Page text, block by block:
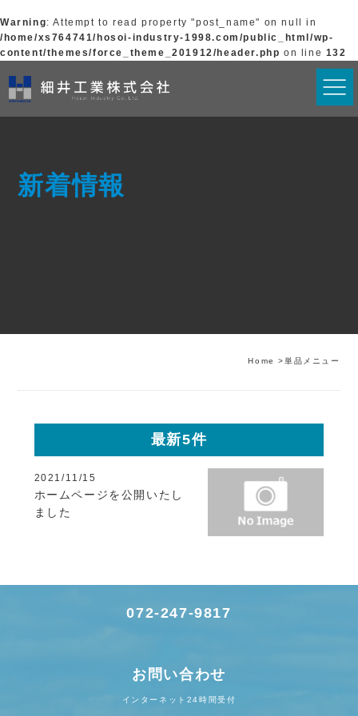
Warning: Attempt to read property "post_name" on null in
/home/xs764741/hosoi-industry-1998.com/public_html/wp-
content/themes/force_theme_201912/header.php on line 132
新着情報
Home >単品メニュー
最新5件
2021/11/15
ホームページを公開いたし
ました
072-247-9817
お問い合わせ
インターネット24時間受付